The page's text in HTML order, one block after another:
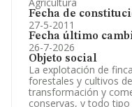
Fecha de
27-5-2011
Fecha último
26-7-2026
Objeto social
La explotación de
forestales y cultivos
transformación y
conservas, y todo